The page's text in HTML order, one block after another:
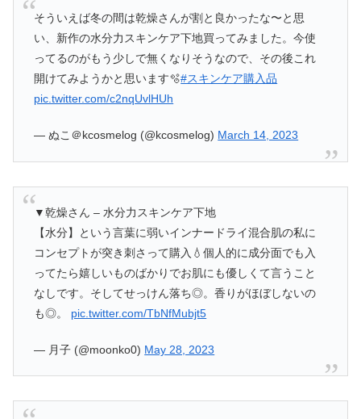
そういえば冬の間は乾燥さんが割と良かったな〜と思
い、新作の水分力スキンケア下地買ってみました。今使
ってるのがもう少しで無くなりそうなので、その後これ
開けてみようかと思います🫧#スキンケア購入品
pic.twitter.com/c2nqUvlHUh
— ぬこ＠kcosmelog (@kcosmelog) March 14, 2023
▼乾燥さん – 水分力スキンケア下地
【水分】という言葉に弱いインナードライ混合肌の私に
コンセプトが突き刺さって購入💧個人的に成分面でも入
ってたら嬉しいものばかりでお肌にも優しくて言うこと
なしです。そしてせっけん落ち◎。香りがほぼしないの
も◎。 pic.twitter.com/TbNfMubjt5
— 月子 (@moonko0) May 28, 2023